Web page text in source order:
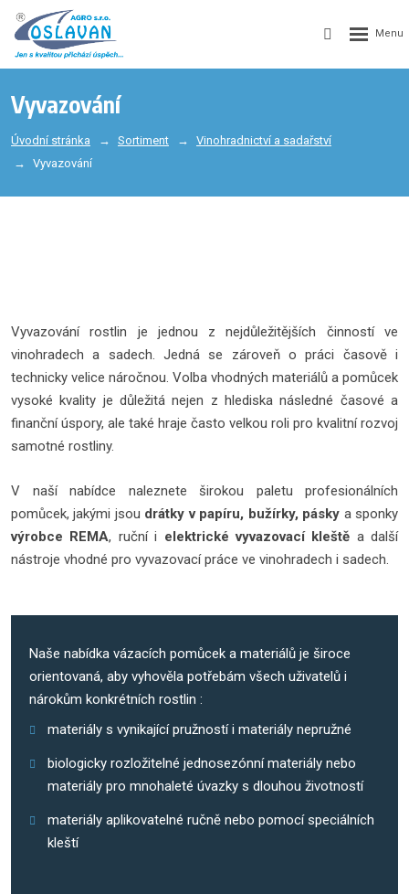
Vyvazování
Úvodní stránka Sortiment
Vinohradnictví a sadařství
Vyvazování
Vyvazování rostlin je jednou z nejdůležitějších činností ve
vinohradech a sadech. Jedná se zároveň o práci časově i
technicky velice náročnou. Volba vhodných materiálů a pomůcek
vysoké kvality je důležitá nejen z hlediska následné časové a
finanční úspory, ale také hraje často velkou roli pro kvalitní rozvoj
samotné rostliny.
V naší nabídce naleznete širokou paletu profesionálních
pomůcek, jakými jsou drátky v papíru, bužírky, pásky a sponky
výrobce REMA, ruční i elektrické vyvazovací kleště a další
nástroje vhodné pro vyvazovací práce ve vinohradech i sadech.
Naše nabídka vázacích pomůcek a materiálů je široce
orientovaná, aby vyhověla potřebám všech uživatelů i
nárokům konkrétních rostlin :
materiály s vynikající pružností i materiály nepružné
biologicky rozložitelné jednosezónní materiály nebo
materiály pro mnohaleté úvazky s dlouhou životností
materiály aplikovatelné ručně nebo pomocí speciálních
kleští